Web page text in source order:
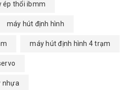
ép thổi ibmm
máy hút định hình
máy hút định hình 4 trạm
nhựa